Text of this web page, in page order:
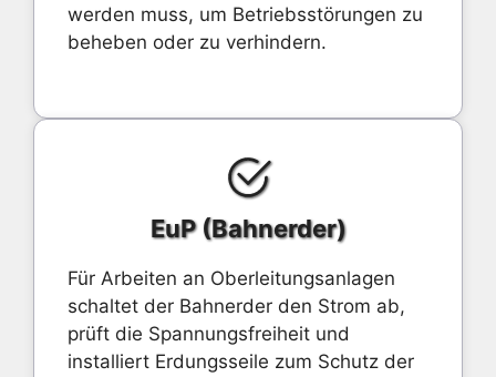
werden muss, um Betriebsstörungen zu
beheben oder zu verhindern.
EuP (Bahnerder)
Für Arbeiten an Oberleitungsanlagen
schaltet der Bahnerder den Strom ab,
prüft die Spannungsfreiheit und
installiert Erdungsseile zum Schutz der